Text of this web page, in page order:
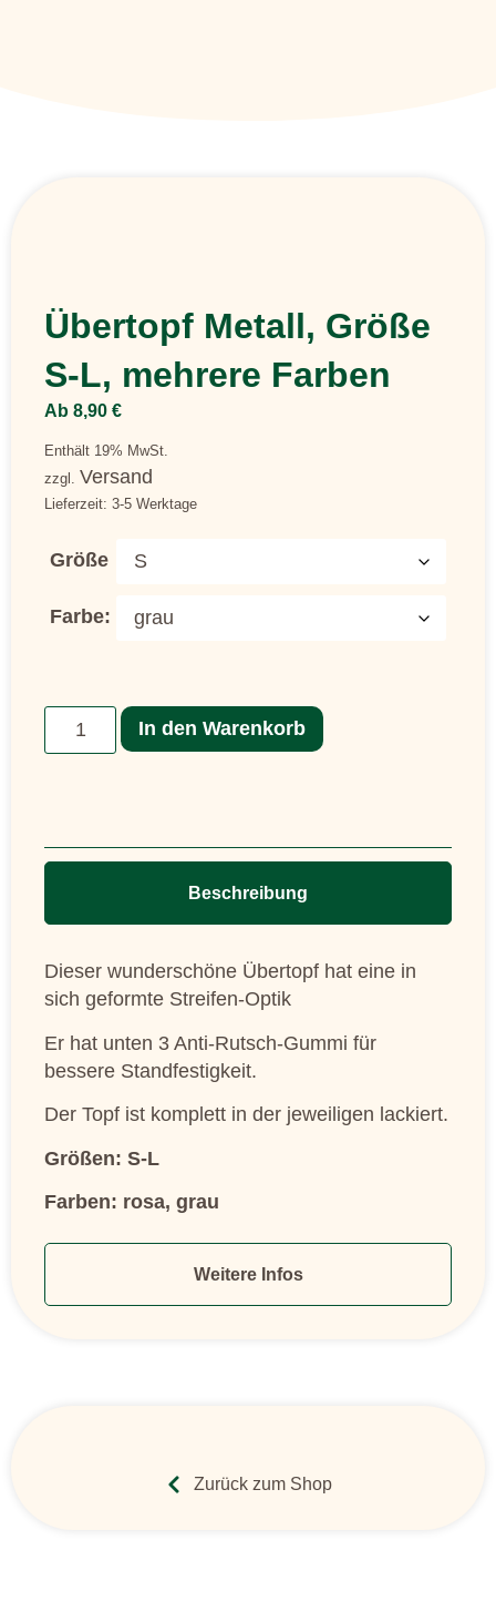
Übertopf Metall, Größe
S-L, mehrere Farben
Ab 8,90 €
Enthält 19% MwSt.
zzgl. Versand
Lieferzeit: 3-5 Werktage
Größe
Farbe:
In den Warenkorb
Beschreibung
Weitere Infos
Dieser wunderschöne Übertopf hat eine in
sich geformte Streifen-Optik
Er hat unten 3 Anti-Rutsch-Gummi für
bessere Standfestigkeit.
Der Topf ist komplett in der jeweiligen lackiert.
Größen: S-L
Farben: rosa, grau
Zurück zum Shop